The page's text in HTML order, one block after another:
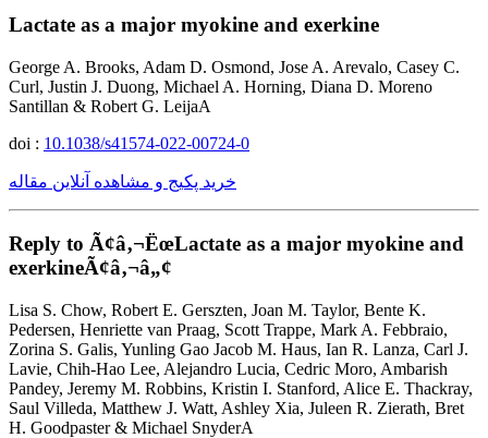
Lactate as a major myokine and exerkine
George A. Brooks, Adam D. Osmond, Jose A. Arevalo, Casey C.
Curl, Justin J. Duong, Michael A. Horning, Diana D. Moreno
Santillan & Robert G. LeijaA
doi : 10.1038/s41574-022-00724-0
خرید پکیج و مشاهده آنلاین مقاله
Reply to Ã¢â‚¬ËœLactate as a major myokine and
exerkineÃ¢â‚¬â„¢
Lisa S. Chow, Robert E. Gerszten, Joan M. Taylor, Bente K.
Pedersen, Henriette van Praag, Scott Trappe, Mark A. Febbraio,
Zorina S. Galis, Yunling Gao Jacob M. Haus, Ian R. Lanza, Carl J.
Lavie, Chih-Hao Lee, Alejandro Lucia, Cedric Moro, Ambarish
Pandey, Jeremy M. Robbins, Kristin I. Stanford, Alice E. Thackray,
Saul Villeda, Matthew J. Watt, Ashley Xia, Juleen R. Zierath, Bret
H. Goodpaster & Michael SnyderA